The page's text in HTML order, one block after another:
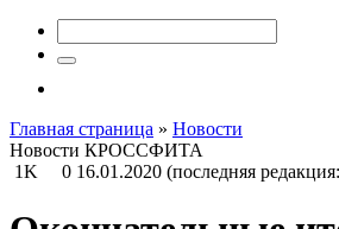
Главная страница » Новости
Новости КРОССФИТА
1K
0 16.01.2020 (последняя